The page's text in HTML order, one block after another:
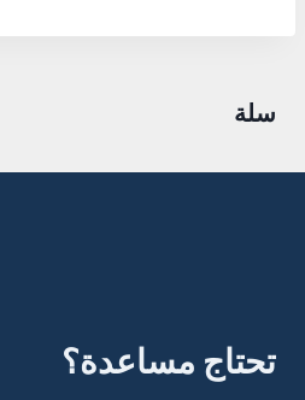
سلة
تحتاج مساعدة؟